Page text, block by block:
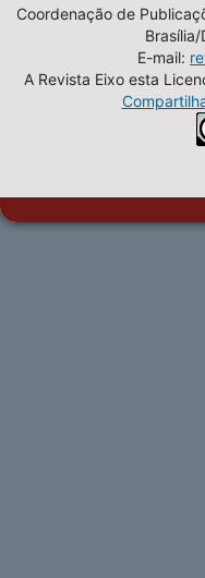
Coordenação de
E-mail:
A Revista Eixo esta